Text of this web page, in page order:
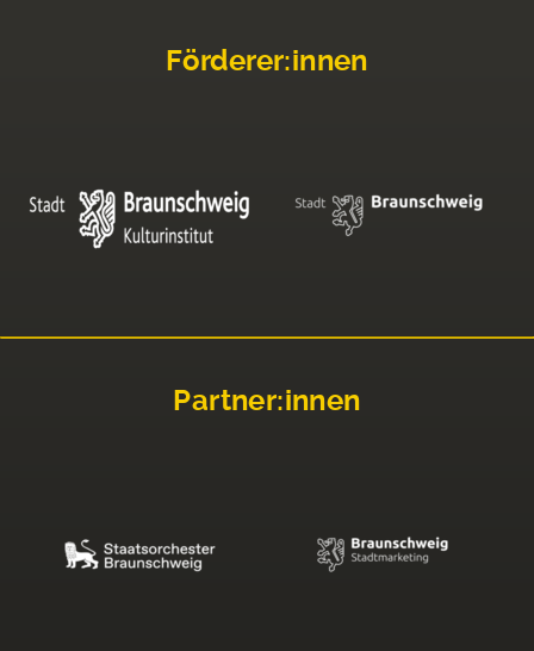
Förderer:innen
Partner:innen